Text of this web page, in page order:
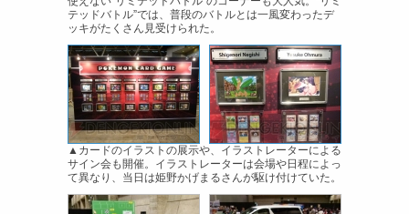
テッドバトル”では、普段のバトルとは一風変わったデ
ッキがたくさん見受けられた。
▲カードのイラストの展示や、イラストレーターによる
サイン会も開催。イラストレーターは会場や日程によっ
て異なり、当日は姫野かげまるさんが駆け付けていた。